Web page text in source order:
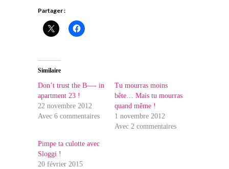
Partager :
Similaire
Don’t trust the B—- in
apartment 23 !
22 novembre 2012
Avec 6 commentaires
Tu mourras moins
bête… Mais tu mourras
quand même !
1 novembre 2012
Avec 2 commentaires
Pimpe ta culotte avec
Sloggi !
20 février 2015